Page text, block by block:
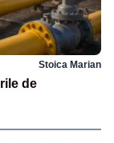
Stoica Marian
de